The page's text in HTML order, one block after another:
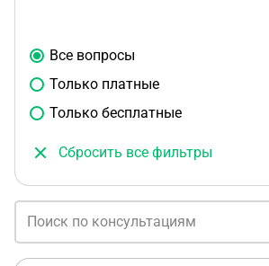
Все вопросы
Только платные
Только бесплатные
Сбросить все фильтры